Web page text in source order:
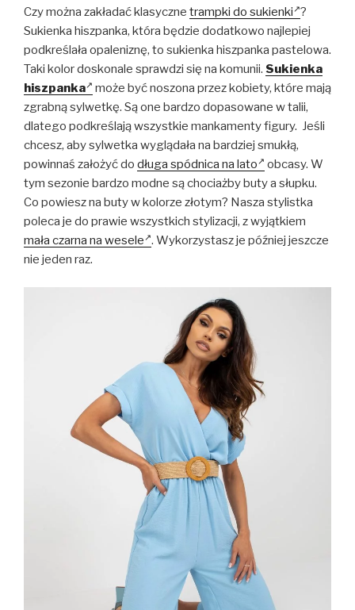
Czy można zakładać klasyczne trampki do sukienki ?
Sukienka hiszpanka, która będzie dodatkowo najlepiej
podkreślała opaleniznę, to sukienka hiszpanka pastelowa.
Taki kolor doskonale sprawdzi się na komunii. Sukienka
hiszpanka
może być noszona przez kobiety, które mają
zgrabną sylwetkę. Są one bardzo dopasowane w talii,
dlatego podkreślają wszystkie mankamenty figury. Jeśli
chcesz, aby sylwetka wyglądała na bardziej smukłą,
powinnaś założyć do długa spódnica na lato
obcasy. W
tym sezonie bardzo modne są chociażby buty a słupku.
Co powiesz na buty w kolorze złotym? Nasza stylistka
poleca je do prawie wszystkich stylizacji, z wyjątkiem
mała czarna na wesele . Wykorzystasz je później jeszcze
nie jeden raz.